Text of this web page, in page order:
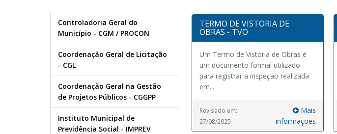
Controladoria Geral do
Município - CGM / PROCON
Coordenação Geral de Licitação
- CGL
Coordenação Geral na Gestão
de Projetos Públicos - CGGPP
Instituto Municipal de
Previdência Social - IMPREV
TERMO DE VISTORIA DE
OBRAS - TVO
Um Termo de Vistoria de Obras é
um documento formal utilizado
para registrar a inspeção realizada
em...
Revisado em:
27/08/2025
Mais
informações